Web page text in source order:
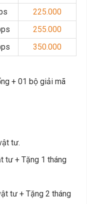
225.000
255.000
350.000
+ 01 bộ giải mã
tư.
tư + Tặng 1 tháng
tư + Tặng 2 tháng